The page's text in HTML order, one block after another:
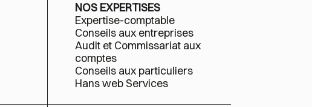
NOS EXPERTISES
Expertise-comptable
Conseils aux entreprises
Audit et Commissariat aux
comptes
Conseils aux particuliers
Hans web Services